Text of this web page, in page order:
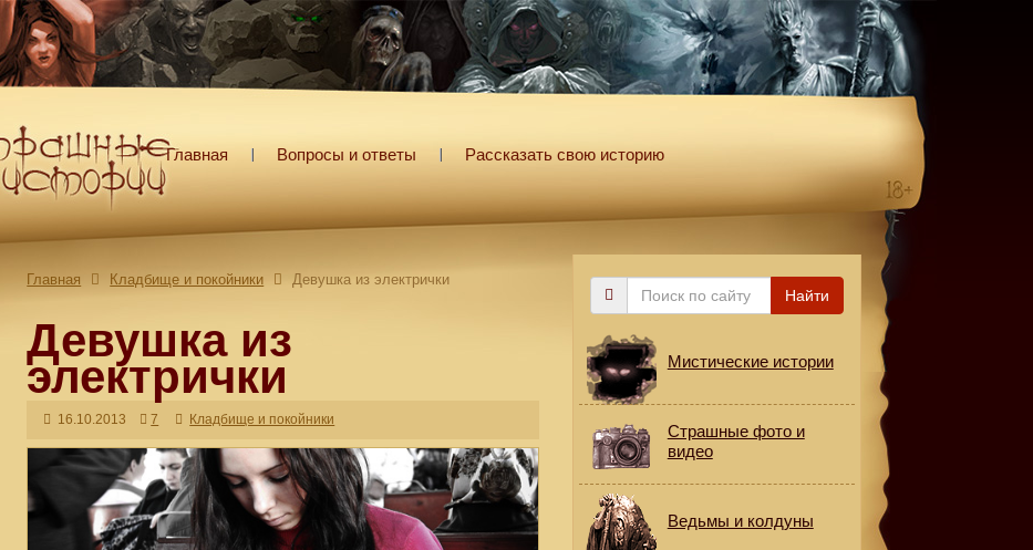
Главная Вопросы и ответы Рассказать свою историю
Главная Кладбище и покойники Девушка из электрички
Девушка из
электрички
16.10.2013 7 Кладбище и покойники
Поиск
Найти
Мистические истории
Страшные фото и
видео
Ведьмы и колдуны